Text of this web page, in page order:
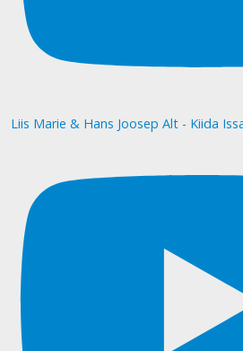
Liis Marie & Hans Joosep Alt - Kiida